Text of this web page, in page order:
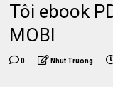
Tôi ebook
MOBI
0 Nhut Truong